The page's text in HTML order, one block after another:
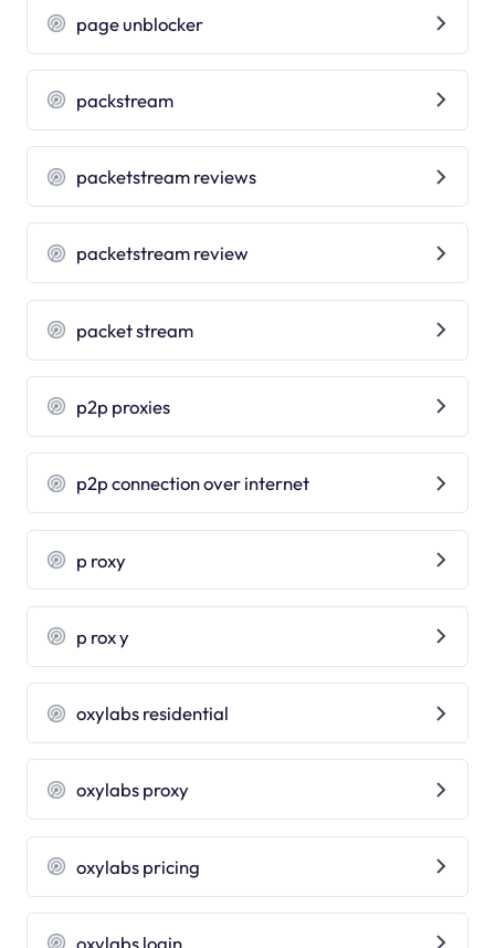
page unblocker
packstream
packetstream reviews
packetstream review
packet stream
p2p proxies
p2p connection over internet
p roxy
p rox y
oxylabs residential
oxylabs proxy
oxylabs pricing
oxylabs login